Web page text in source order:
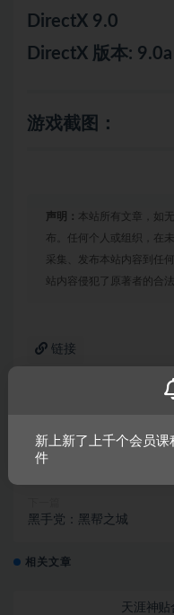
DirectX 9.0
DirectX 版本: 9.0a
游戏截图：
声明： 本站所有文章，如
布。任何个人或组织，在
采集、发布本站内容到任
站内容侵犯了原著者的合
链接
黑手党：黑帮之城
相关文章
天涯神贴
新上新了上千个会员
件